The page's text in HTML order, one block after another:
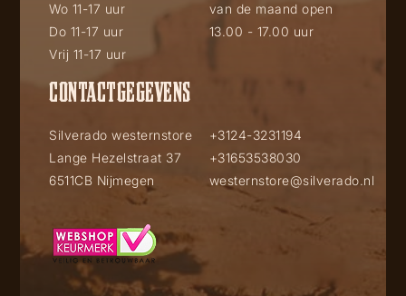
Wo 11-17 uur
Do 11-17 uur
Vrij 11-17 uur
van de maand open
13.00 - 17.00 uur
CONTACTGEGEVENS
Silverado westernstore
Lange Hezelstraat 37
6511CB Nijmegen
+3124-3231194
+31653538030
westernstore@silverado.nl